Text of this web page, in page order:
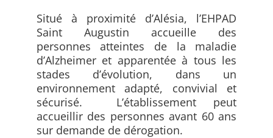
Situé à proximité d’Alésia, l’EHPAD
Saint Augustin accueille des
personnes atteintes de la maladie
d’Alzheimer et apparentée à tous les
stades d’évolution, dans un
environnement adapté, convivial et
sécurisé. L’établissement peut
accueillir des personnes avant 60 ans
sur demande de dérogation.